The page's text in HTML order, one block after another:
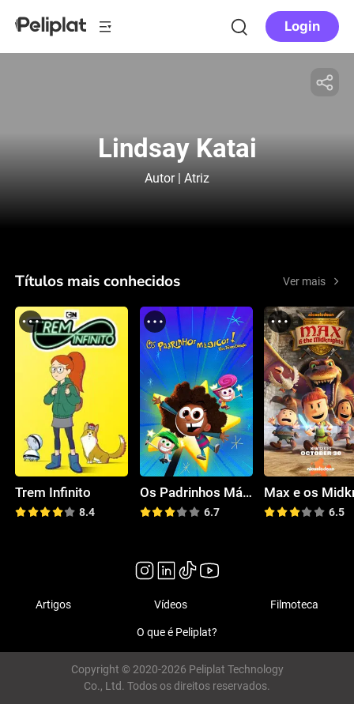
Login
Lindsay Katai
Autor | Atriz
Títulos mais conhecidos Ver mais
Trem Infinito
8.4
Os Padrinhos Mágicos: Um Novo Desejo
6.7 6.5
Artigos Vídeos Filmoteca
O que é Peliplat?
Copyright © 2020-2026 Peliplat Technology
Co., Ltd. Todos os direitos reservados.